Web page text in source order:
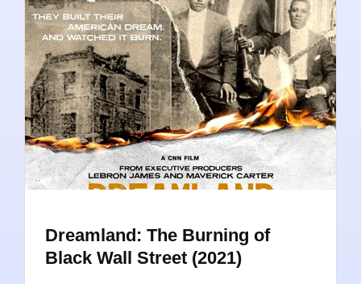
Dreamland: The Burning of
Black Wall Street (2021)